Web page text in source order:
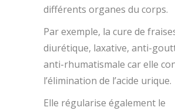
différents organes du corps.
Par exemple, la cure de
diurétique, laxative, anti-
anti-rhumatismale car elle
l’élimination de l’acide urique.
Elle régularise également le